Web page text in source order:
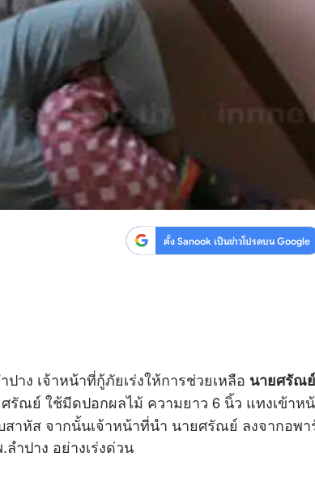
ตั้ง Sanook เป็นข่าวโปรดบน Google
าง เจ้าหน้าที่กู้ภัยเร่งให้การช่วยเหลือ นายศรัณย์
รัณย์ ใช้มีดปอกผลไม้ ความยาว 6 นิ้ว แทงเข้าห
สาหัส จากนั้นเจ้าหน้าที่นำ นายศรัณย์ ลงจากอพา
ำปาง อย่างเร่งด่วน